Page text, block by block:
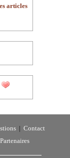
articles
Contact
Partenaires